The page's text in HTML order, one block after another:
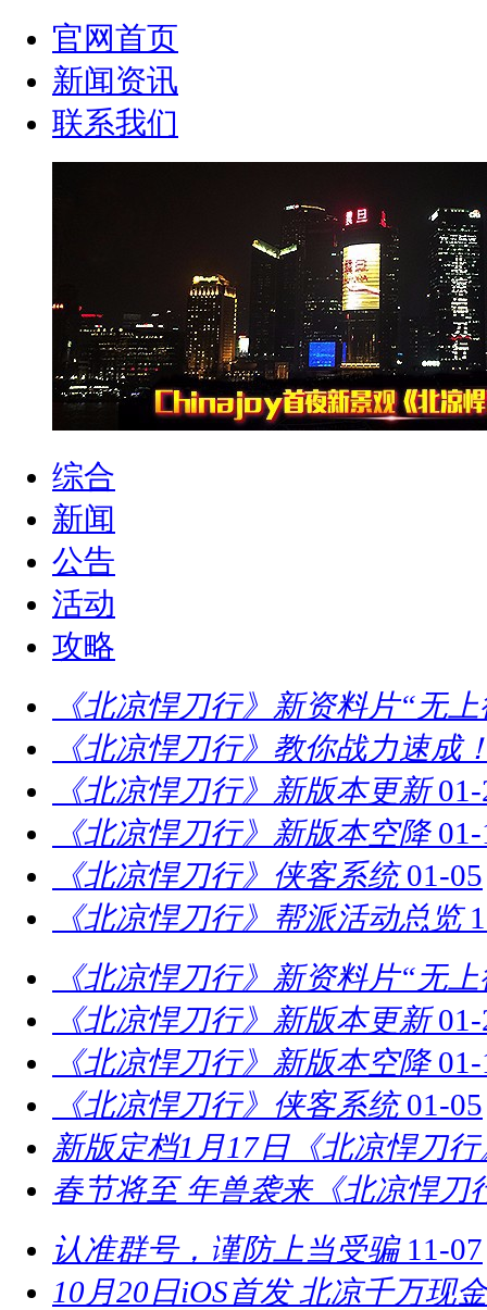
官网首页
新闻资讯
联系我们
综合
新闻
公告
活动
攻略
《北凉悍刀行》新资料片“无
《北凉悍刀行》教你战力速成
《北凉悍刀行》新版本更新
《北凉悍刀行》新版本空降
《北凉悍刀行》侠客系统 01-05
《北凉悍刀行》帮派活动总览
《北凉悍刀行》新资料片“无
《北凉悍刀行》新版本更新
《北凉悍刀行》新版本空降
《北凉悍刀行》侠客系统 01-05
新版定档1月17日《北凉悍刀
春节将至 年兽袭来《北凉悍刀
认准群号，谨防上当受骗 11-07
10月20日iOS首发 北凉千万现